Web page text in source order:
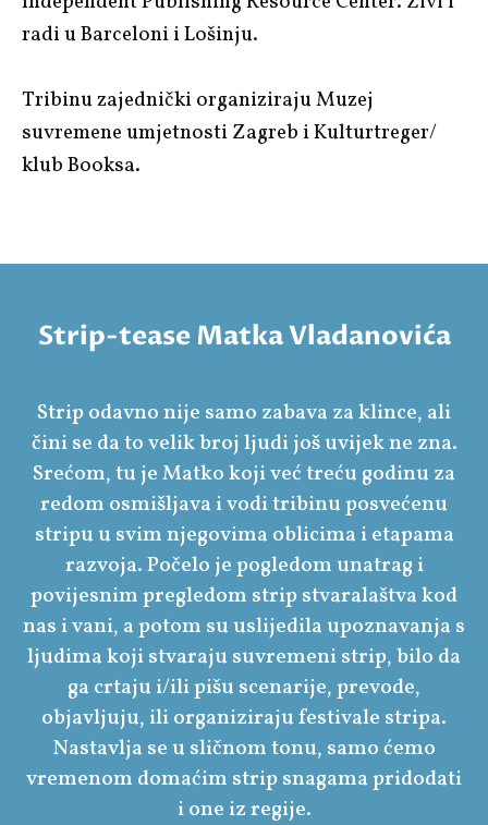
radi u Barceloni i Lošinju.
Tribinu zajednički organiziraju Muzej
suvremene umjetnosti Zagreb i Kulturtreger/
klub Booksa.
Strip-tease Matka Vladanovića
Strip odavno nije samo zabava za klince, ali
čini se da to velik broj ljudi još uvijek ne zna.
Srećom, tu je Matko koji već treću godinu za
redom osmišljava i vodi tribinu posvećenu
stripu u svim njegovima oblicima i etapama
razvoja. Počelo je pogledom unatrag i
povijesnim pregledom strip stvaralaštva kod
nas i vani, a potom su uslijedila upoznavanja s
ljudima koji stvaraju suvremeni strip, bilo da
ga crtaju i/ili pišu scenarije, prevode,
objavljuju, ili organiziraju festivale stripa.
Nastavlja se u sličnom tonu, samo ćemo
vremenom domaćim strip snagama pridodati
i one iz regije.